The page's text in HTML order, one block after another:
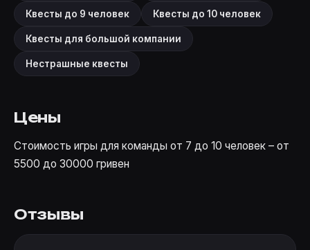
Квесты до 9 человек Квесты до 10 человек
Квесты для большой компании
Нестрашные квесты
Цены
Стоимость игры для команды от 7 до 10 человек – от
5500 до 30000 гривен
Отзывы